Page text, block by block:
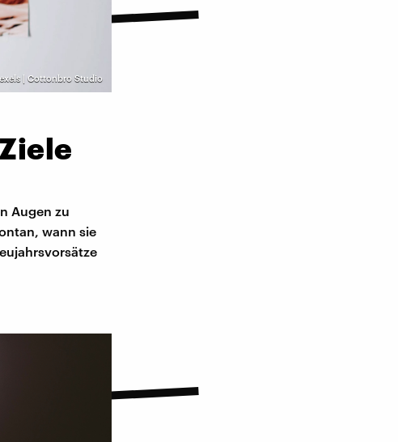
| Cottonbro Studio
Augen zu
wann sie